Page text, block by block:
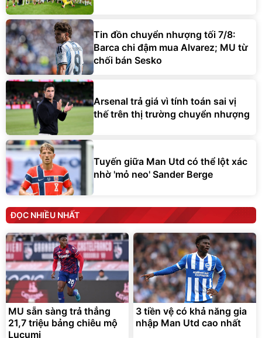
Tin đồn chuyển nhượng tối 7/8:
Barca chi đậm mua Alvarez; MU từ
chối bán Sesko
Arsenal trả giá vì tính toán sai vị
thế trên thị trường chuyển nhượng
Tuyến giữa Man Utd có thể lột xác
nhờ 'mỏ neo' Sander Berge
ĐỌC NHIỀU NHẤT
MU sẵn sàng trả thẳng
21,7 triệu bảng chiêu mộ
Lucumi
3 tiền vệ có khả năng gia
nhập Man Utd cao nhất